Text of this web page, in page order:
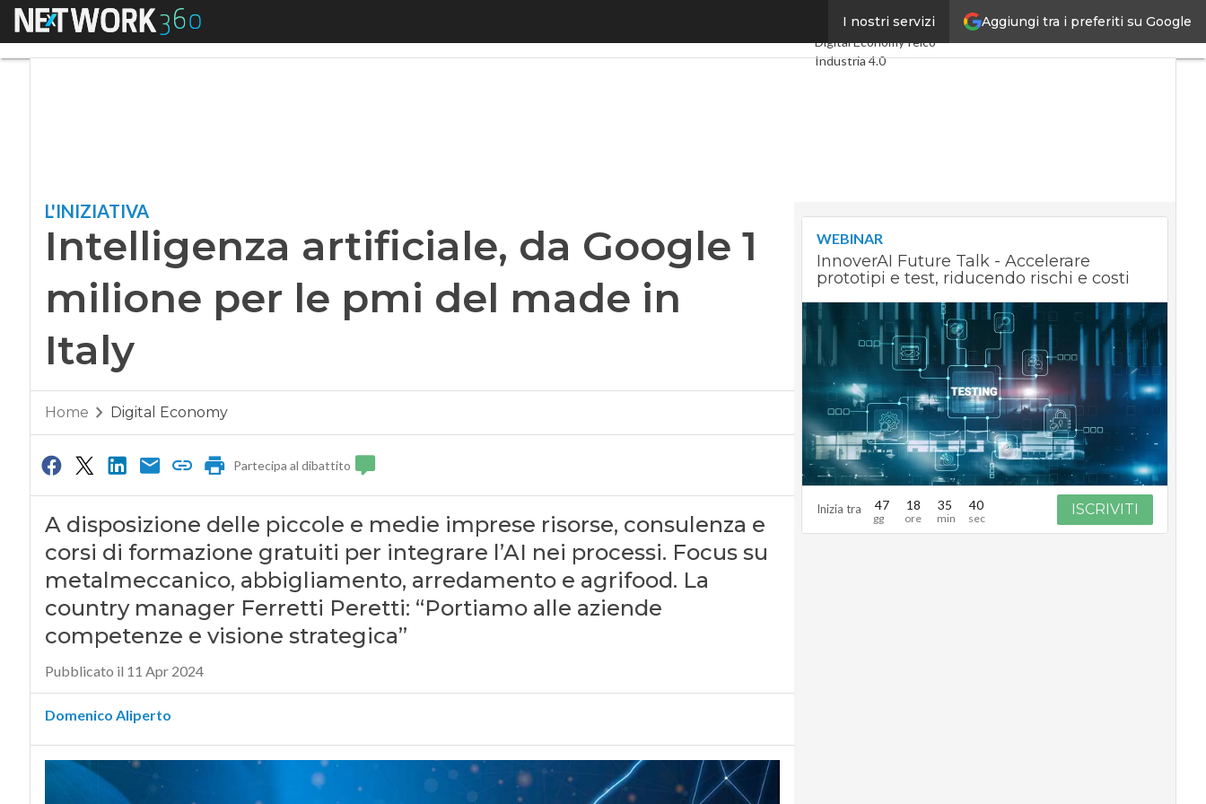
Aggiungi tra i preferiti su Google
I nostri servizi
Menu
Ultimi articoli
Digital EconomyTelco
Industria 4.0
L'INIZIATIVA
Intelligenza artificiale, da Google 1
milione per le pmi del made in
Italy
Home Digital Economy
Partecipa al dibattito
A disposizione delle piccole e medie imprese risorse, consulenza e
corsi di formazione gratuiti per integrare l’AI nei processi. Focus su
metalmeccanico, abbigliamento, arredamento e agrifood. La
country manager Ferretti Peretti: “Portiamo alle aziende
competenze e visione strategica”
Pubblicato il 11 Apr 2024
Domenico Aliperto
WEBINAR
InnoverAI Future Talk - Accelerare
prototipi e test, riducendo rischi e costi
Inizia tra 47 18 35 39 ISCRIVITI